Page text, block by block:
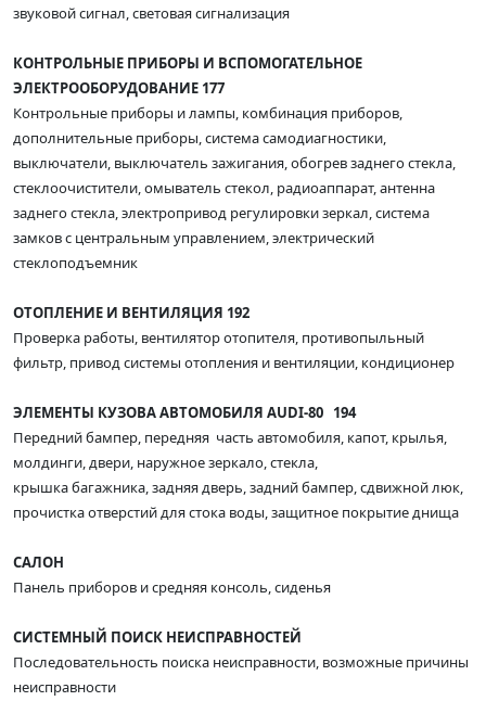
звуковой сигнал, световая сигнализация
КОНТРОЛЬНЫЕ ПРИБОРЫ И ВСПОМОГАТЕЛЬНОЕ
ЭЛЕКТРООБОРУДОВАНИЕ 177
Контрольные приборы и лампы, комбинация приборов,
дополнительные приборы, система самодиагностики,
выключатели, выключатель зажигания, обогрев заднего стекла,
стеклоочистители, омыватель стекол, радиоаппарат, антенна
заднего стекла, электропривод регулировки зеркал, система
замков с центральным управлением, электрический
стеклоподъемник
ОТОПЛЕНИЕ И ВЕНТИЛЯЦИЯ 192
Проверка работы, вентилятор отопителя, противопыльный
фильтр, привод системы отопления и вентиляции, кондиционер
ЭЛЕМЕНТЫ КУЗОВА АВТОМОБИЛЯ AUDI-80 194
Передний бампер, передняя часть автомобиля, капот, крылья,
молдинги, двери, наружное зеркало, стекла,
крышка багажника, задняя дверь, задний бампер, сдвижной люк,
прочистка отверстий для стока воды, защитное покрытие днища
САЛОН
Панель приборов и средняя консоль, сиденья
СИСТЕМНЫЙ ПОИСК НЕИСПРАВНОСТЕЙ
Последовательность поиска неисправности, возможные причины
неисправности